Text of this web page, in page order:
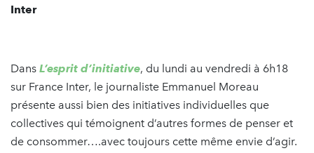
Inter
Dans L’esprit d’initiative, du lundi au vendredi à 6h18
sur France Inter, le journaliste Emmanuel Moreau
présente aussi bien des initiatives individuelles que
collectives qui témoignent d’autres formes de penser et
de consommer….avec toujours cette même envie d’agir.